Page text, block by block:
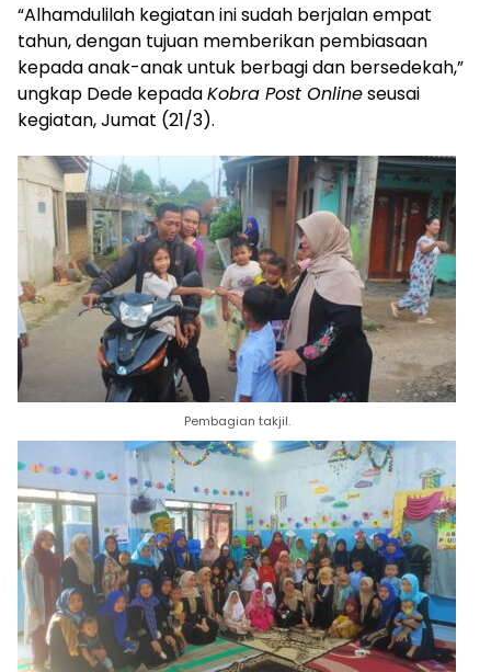
“Alhamdulilah kegiatan ini sudah berjalan empat
tahun, dengan tujuan memberikan pembiasaan
kepada anak-anak untuk berbagi dan bersedekah,”
ungkap Dede kepadaKobra Post Onlineseusai
kegiatan, Jumat (21/3).
Pembagian takjil.